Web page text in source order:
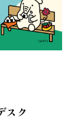
スク